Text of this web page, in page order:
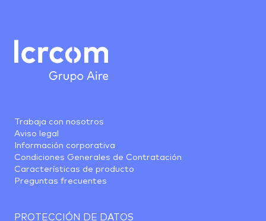
Trabaja con nosotros
Aviso legal
Información corporativa
Condiciones Generales de Contratación
Características de producto
Preguntas frecuentes
PROTECCIÓN DE DATOS